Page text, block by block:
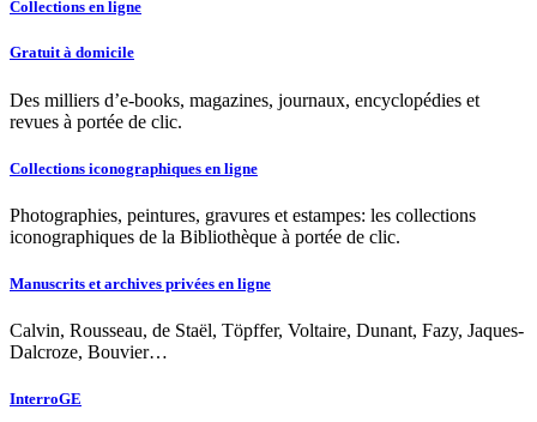
Collections en ligne
Gratuit à domicile
Des milliers d’e-books, magazines, journaux, encyclopédies et
revues à portée de clic.
Collections iconographiques en ligne
Photographies, peintures, gravures et estampes: les collections
iconographiques de la Bibliothèque à portée de clic.
Manuscrits et archives privées en ligne
Calvin, Rousseau, de Staël, Töpffer, Voltaire, Dunant, Fazy, Jaques-
Dalcroze, Bouvier…
InterroGE